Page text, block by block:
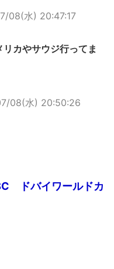
08(水) 20:47:17
カやサウジ行ってま
08(水) 20:50:26
ドバイワールドカ